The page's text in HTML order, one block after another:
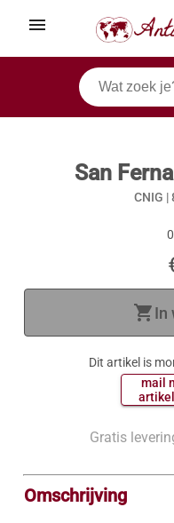
menu
San
CNIG |
shopping_cartIn
Dit artikel is
mail
Gratis
Omschrijving